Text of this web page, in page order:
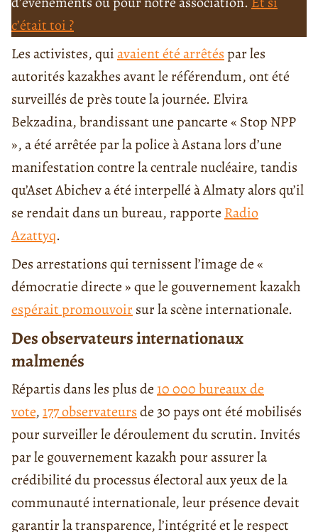
c’était toi ?
Les activistes, quiavaient été arrêtéspar les
autorités kazakhes avant le référendum, ont été
surveillés de près toute la journée. Elvira
Bekzadina, brandissant une pancarte « Stop NPP
», a été arrêtée par la police à Astana lors d’une
manifestation contre la centrale nucléaire, tandis
qu’Aset Abichev a été interpellé à Almaty alors qu’il
se rendait dans un bureau, rapporte Radio
Azattyq.
Des arrestations qui ternissent l’image de «
démocratie directe » que le gouvernement kazakh
espérait promouvoirsur la scène internationale.
Des observateurs internationaux
malmenés
Répartis dans les plus de10 000 bureaux de
vote,177 observateursde 30 pays ont été mobilisés
pour surveiller le déroulement du scrutin. Invités
par le gouvernement kazakh pour assurer la
crédibilité du processus électoral aux yeux de la
communauté internationale, leur présence devait
garantir la transparence, l’intégrité et le respect